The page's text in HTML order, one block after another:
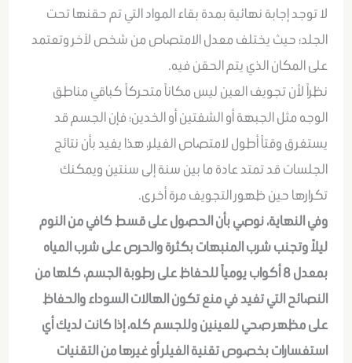
لا توجد إجابة نهائية بمدة بقاء المواد التي تم حقنها تحت
الجلد؛ حيث يختلف معدل الامتصاص من شخص لآخر وتعتمد
على المكان الذي يتم الحقن فيه.
نظراً لأن تجويف العين ليس مكاناً متحركاً كباقي مناطق
الوجه مثل الجبهة أو الشفتين أو الخدين؛ فإن الجسم قد
يستغرق وقتاً أطول لامتصاص الفيلر، هذا يفيد بأن نتائج
الجلسات قد تمتد عادة ما بين سنة إلى سنتين ويمكنك
تكرارها حين ظهور التجويف مرة أخرى.
وفي النهاية، نوصي بأن الحصول على قسط كافي من النوم
ليلاً وتجنب شرب المنبهات بكثرة والحرص على شرب المياه
بمعدل 8 أكواب يومياً للحفاظ على رطوبة الجسم، كلها من
النصائح التي تفيد في منع تكون الهالات السوداء والحفاظ
على مظهر صحي للعينين وللجسم كله، إذا كانت لديك أي
استفسارات بخصوص تقنية الفيلر أو غيرها من التقنيات